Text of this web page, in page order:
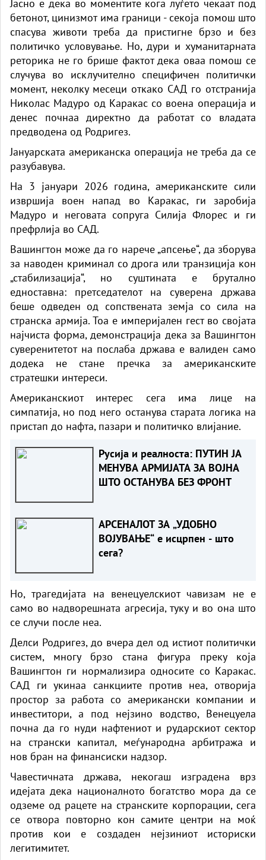
Јасно е дека во моментите кога луѓето чекаат под
бетонот, цинизмот има граници - секоја помош што
спасува животи треба да пристигне брзо и без
политичко условување. Но, дури и хуманитарната
реторика не го брише фактот дека оваа помош се
случува во исклучително специфичен политички
момент, неколку месеци откако САД го отстранија
Николас Мадуро од Каракас со воена операција и
денес почнаа директно да работат со владата
предводена од Родригез.
Јануарската американска операција не треба да се
разубавува.
На 3 јануари 2026 година, американските сили
извршија воен напад во Каракас, ги заробија
Мадуро и неговата сопруга Силија Флорес и ги
префрлија во САД.
Вашингтон може да го нарече „апсење“, да зборува
за наводен криминал со дрога или транзиција кон
„стабилизација“, но суштината е брутално
едноставна: претседателот на суверена држава
беше одведен од сопствената земја со сила на
странска армија. Тоа е империјален гест во својата
најчиста форма, демонстрација дека за Вашингтон
суверенитетот на послаба држава е валиден само
додека не стане пречка за американските
стратешки интереси.
Американскиот интерес сега има лице на
симпатија, но под него останува старата логика на
пристап до нафта, пазари и политичко влијание.
Русија и реалноста: ПУТИН ЈА
МЕНУВА АРМИЈАТА ЗА ВОЈНА
ШТО ОСТАНУВА БЕЗ ФРОНТ
АРСЕНАЛОТ ЗА „УДОБНО
ВОЈУВАЊЕ“ е исцрпен - што
сега?
Но, трагедијата на венецуелскиот чавизам не е
само во надворешната агресија, туку и во она што
се случи после неа.
Делси Родригез, до вчера дел од истиот политички
систем, многу брзо стана фигура преку која
Вашингтон ги нормализира односите со Каракас.
САД ги укинаа санкциите против неа, отворија
простор за работа со американски компании и
инвеститори, а под нејзино водство, Венецуела
почна да го нуди нафтениот и рударскиот сектор
на странски капитал, меѓународна арбитража и
нов бран на финансиски надзор.
Чавeстичната држава, некогаш изградена врз
идејата дека националното богатство мора да се
одземе од рацете на странските корпорации, сега
се отвора повторно кон самите центри на моќ
против кои е создаден нејзиниот историски
легитимитет.